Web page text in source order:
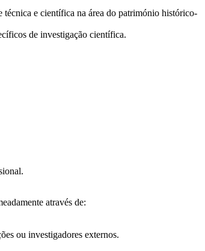
e científica na área do património histórico-
de investigação científica.
através de:
ou investigadores externos.